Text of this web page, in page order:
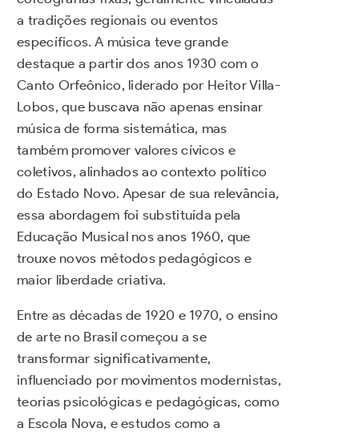
a tradições regionais ou eventos
específicos. A música teve grande
destaque a partir dos anos 1930 com o
Canto Orfeônico, liderado por Heitor Villa-
Lobos, que buscava não apenas ensinar
música de forma sistemática, mas
também promover valores cívicos e
coletivos, alinhados ao contexto político
do Estado Novo. Apesar de sua relevância,
essa abordagem foi substituída pela
Educação Musical nos anos 1960, que
trouxe novos métodos pedagógicos e
maior liberdade criativa.
Entre as décadas de 1920 e 1970, o ensino
de arte no Brasil começou a se
transformar significativamente,
influenciado por movimentos modernistas,
teorias psicológicas e pedagógicas, como
a Escola Nova, e estudos como a